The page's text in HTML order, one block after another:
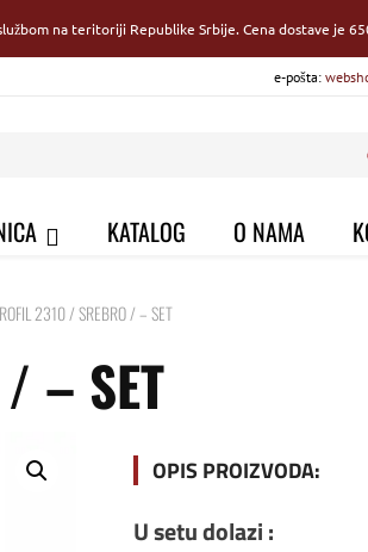
na teritoriji Republike Srbije. Cena dostave je
e-pošta:
KATALOG O NAMA
2310 / SREBRO / – SET
– SET
OPIS PROIZVODA:
U setu dolazi :